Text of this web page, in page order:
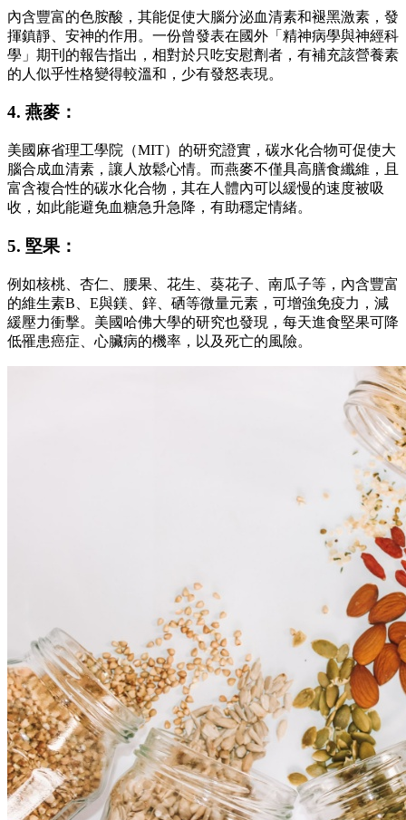
內含豐富的色胺酸，其能促使大腦分泌血清素和褪黑激素，發
揮鎮靜、安神的作用。一份曾發表在國外「精神病學與神經科
學」期刊的報告指出，相對於只吃安慰劑者，有補充該營養素
的人似乎性格變得較溫和，少有發怒表現。
4. 燕麥：
美國麻省理工學院（MIT）的研究證實，碳水化合物可促使大
腦合成血清素，讓人放鬆心情。而燕麥不僅具高膳食纖維，且
富含複合性的碳水化合物，其在人體內可以緩慢的速度被吸
收，如此能避免血糖急升急降，有助穩定情緒。
5. 堅果：
例如核桃、杏仁、腰果、花生、葵花子、南瓜子等，內含豐富
的維生素B、E與鎂、鋅、硒等微量元素，可增強免疫力，減
緩壓力衝擊。美國哈佛大學的研究也發現，每天進食堅果可降
低罹患癌症、心臟病的機率，以及死亡的風險。